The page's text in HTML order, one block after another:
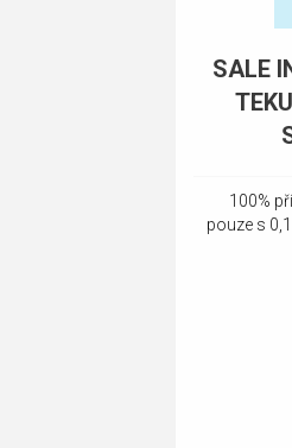
SALE
100%
pouze s